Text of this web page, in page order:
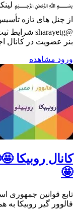
﷽ لینکدونی به
بنر عضویت در کانال
ورود مشاهده
کانال روبیکا
🤩
فالوور گیر روبیکا به